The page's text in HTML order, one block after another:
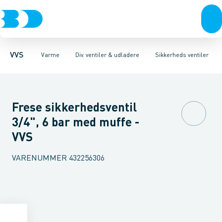
VVS Varme
Rør & fittingsPressfittings & rørKuglehaner & ventilerAfløb
Div. ventiler & udladere
RadiatorerRadiatorfittings & tilbehørGulvvarme & tilbehør
Sikkerheds ventiler
Sikkerheds ventilerVandfiltre & kalkspalterUdladere
Frese sikkerhedsventil
3/4", 6 bar med muffe -
VVS
VARENUMMER 432256306